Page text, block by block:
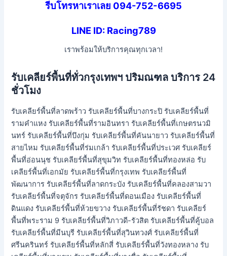
รีบโทรหาเราเลย 094-752-6695
LINE ID: Racing789
เราพร้อมให้บริการคุณทุกเวลา!
รับเคลียร์พื้นที่ทั่วกรุงเทพฯ ปริมณฑล บริการ 24
ชั่วโมง
รับเคลียร์พื้นที่ลาดพร้าว รับเคลียร์พื้นที่บางกระปิ รับเคลียร์พื้นที่
รามคำแหง รับเคลียร์พื้นที่รามอินทรา รับเคลียร์พื้นที่เกษตรนวมิ
นทร์ รับเคลียร์พื้นที่บึงกุ่ม รับเคลียร์พื้นที่คันนายาว รับเคลียร์พื้นที่
สายไหม รับเคลียร์พื้นที่ร่มเกล้า รับเคลียร์พื้นที่ประเวศ รับเคลียร์
พื้นที่อ่อนนุช รับเคลียร์พื้นที่สุขุมวิท รับเคลียร์พื้นที่ทองหล่อ รับ
เคลียร์พื้นที่เอกมัย รับเคลียร์พื้นที่กรุงเทพ รับเคลียร์พื้นที่
พัฒนาการ รับเคลียร์พื้นที่ลาดกระบัง รับเคลียร์พื้นที่คลองสามวา
รับเคลียร์พื้นที่จตุจักร รับเคลียร์พื้นที่ดอนเมือง รับเคลียร์พื้นที่
ดินแดง รับเคลียร์พื้นที่ห้วยขวาง รับเคลียร์พื้นที่รัชดา รับเคลียร์
พื้นที่พระราม 9 รับเคลียร์พื้นที่วิภาวดี-รัวสิต รับเคลียร์พื้นที่คู้บอล
รับเคลียร์พื้นที่มีนบุรี รับเคลียร์พื้นที่สุวินทวงศ์ รับเคลียร์พื้นที่
ศรีนครินทร์ รับเคลียร์พื้นที่หลักสี่ รับเคลียร์พื้นที่วังทองหลาง รับ